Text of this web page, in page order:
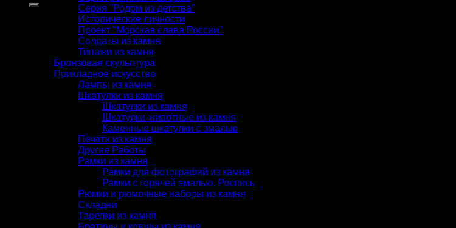
Серия "Родом из детства"
Исторические личности
Проект "Морская слава России"
Солдаты из камня
Типажи из камня
Бронзовая скульптура
Прикладное искусство
Лампы из камня
Шкатулки из камня
Шкатулки из камня
Шкатулки-животные из камня
Каменные шкатулки с эмалью
Печати из камня
Другие Работы
Рамки из камня
Рамки для фотографий из камня
Рамки с горячей эмалью. Роспись
Рюмки и рюмочные наборы из камня
Складни
Тарелки из камня